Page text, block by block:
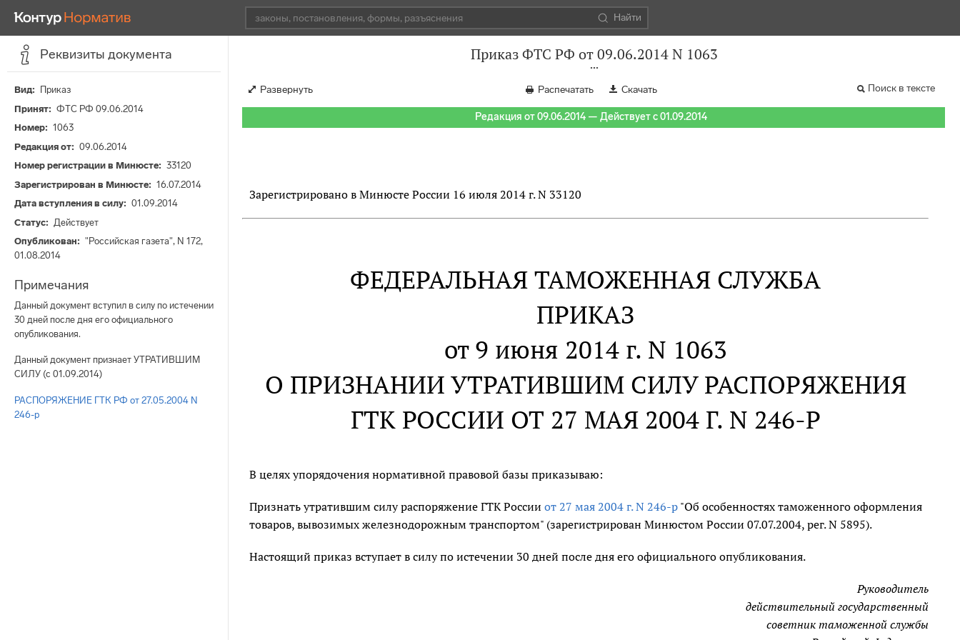
Найти
Реквизиты документа
Вид
Приказ
Принят
ФТС РФ 09.06.2014
Номер
1063
Редакция от
09.06.2014
Номер регистрации в Минюсте
33120
Зарегистрирован в Минюсте
16.07.2014
Дата вступления в силу
01.09.2014
Статус
Действует
Опубликован
"Российская газета", N 172,
01.08.2014
Примечания
Данный документ вступил в силу по истечении
30 дней после дня его официального
опубликования.
Данный документ признает УТРАТИВШИМ
СИЛУ (с 01.09.2014)
РАСПОРЯЖЕНИЕ ГТК РФ от 27.05.2004 N
246-р
Приказ ФТС РФ от 09.06.2014 N 1063
Развернуть Распечатать Скачать Поиск в тексте
Редакция от 09.06.2014 — Действует с 01.09.2014
Зарегистрировано в Минюсте России 16 июля 2014 г. N 33120
ФЕДЕРАЛЬНАЯ ТАМОЖЕННАЯ СЛУЖБА
ПРИКАЗ
от 9 июня 2014 г. N 1063
О ПРИЗНАНИИ УТРАТИВШИМ СИЛУ РАСПОРЯЖЕНИЯ
ГТК РОССИИ ОТ 27 МАЯ 2004 Г. N 246-Р
В целях упорядочения нормативной правовой базы приказываю:
Признать утратившим силу распоряжение ГТК России от 27 мая 2004 г. N 246-р"Об особенностях таможенного оформления
товаров, вывозимых железнодорожным транспортом" (зарегистрирован Минюстом России 07.07.2004, рег. N 5895).
Настоящий приказ вступает в силу по истечении 30 дней после дня его официального опубликования.
Руководитель
действительный государственный
советник таможенной службы